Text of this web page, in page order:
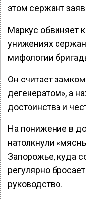
этом сержант
Маркус обвиняет
унижениях
мифологии
Он считает
дегенератом», а
достоинства и
На понижение в
натолкнули
Запорожье, куда
регулярно
руководство.